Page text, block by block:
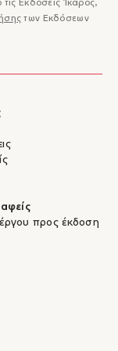
Εκδόσεις Ίκαρος,
των Εκδόσεων
προς έκδοση